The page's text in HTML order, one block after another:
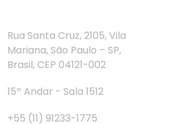
Rua Santa Cruz, 2105, Vila
Mariana, São Paulo – SP,
Brasil, CEP 04121-002
15º Andar - Sala 1512
+55 (11) 91233-1775